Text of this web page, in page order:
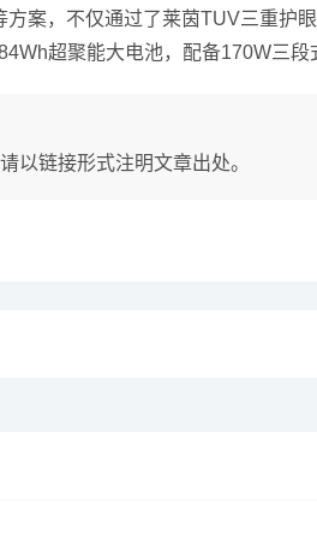
案，不仅通过了莱茵TUV三重护
超聚能大电池，配备170W三段
以链接形式注明文章出处。